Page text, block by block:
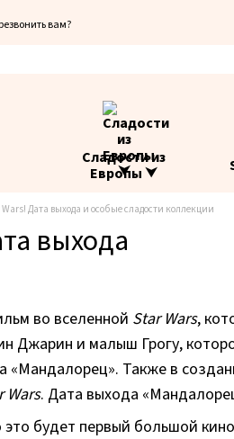
вам?
Сладости из
Европы ⮟
Дата выхода и особые сладости коллекции
выхода
во вселенной Star Wars,
Джарин и малыш Грогу,
Также в
Wars. Дата выхода
будет первый большой